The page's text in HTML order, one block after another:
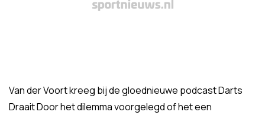
Van der Voort kreeg bij de gloednieuwe podcast Darts
Draait Door het dilemma voorgelegd of het een